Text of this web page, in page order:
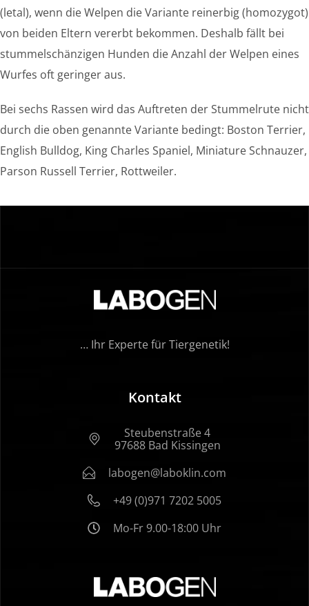
(letal), wenn die Welpen die Variante reinerbig (homozygot)
von beiden Eltern vererbt bekommen. Deshalb fällt bei
stummelschänzigen Hunden die Anzahl der Welpen eines
Wurfes oft geringer aus.
Bei sechs Rassen wird das Auftreten der Stummelrute nicht
durch die oben genannte Variante bedingt: Boston Terrier,
English Bulldog, King Charles Spaniel, Miniature Schnauzer,
Parson Russell Terrier, Rottweiler.
… Ihr Experte für Tiergenetik!
Kontakt
Steubenstraße 4
97688 Bad Kissingen
labogen@laboklin.com
+49 (0)971 7202 5005
Mo-Fr 9.00-18:00 Uhr